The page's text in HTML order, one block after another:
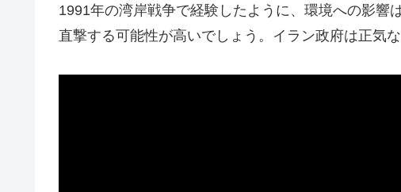
1991年の湾岸戦争で経験したように、環境への影響
直撃する可能性が高いでしょう。イラン政府は正気